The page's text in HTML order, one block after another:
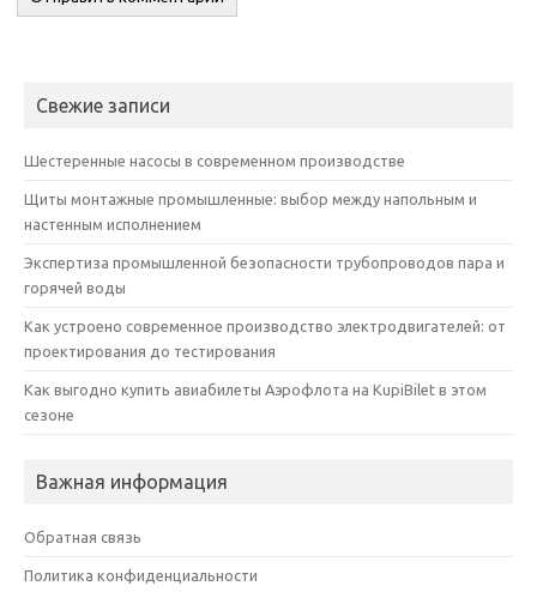
Свежие записи
Шестеренные насосы в современном производстве
Щиты монтажные промышленные: выбор между напольным и
настенным исполнением
Экспертиза промышленной безопасности трубопроводов пара и
горячей воды
Как устроено современное производство электродвигателей: от
проектирования до тестирования
Как выгодно купить авиабилеты Аэрофлота на KupiBilet в этом
сезоне
Важная информация
Обратная связь
Политика конфиденциальности